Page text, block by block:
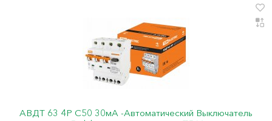
АВДТ 63 4Р С50 30мА -Автоматический Выключатель